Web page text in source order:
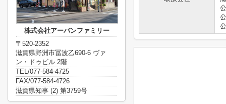
株式会社アーバンファミリー
〒520-2352
滋賀県野洲市冨波乙690-6 ヴァ
ン・ドゥビル 2階
TEL/077-584-4725
FAX/077-584-4726
滋賀県知事 (2) 第3759号